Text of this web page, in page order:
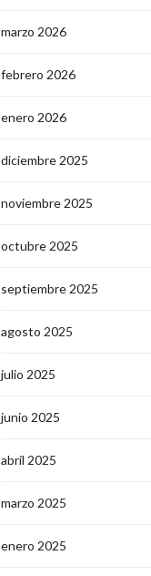
marzo 2026
febrero 2026
enero 2026
diciembre 2025
noviembre 2025
octubre 2025
septiembre 2025
agosto 2025
julio 2025
junio 2025
abril 2025
marzo 2025
enero 2025